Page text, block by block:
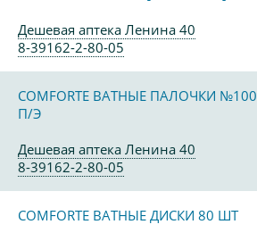
Дешевая аптека Ленина 40
8-39162-2-80-05
COMFORTE ВАТНЫЕ ПАЛОЧКИ №100
П/Э
Дешевая аптека Ленина 40
8-39162-2-80-05
COMFORTE ВАТНЫЕ ДИСКИ 80 ШТ